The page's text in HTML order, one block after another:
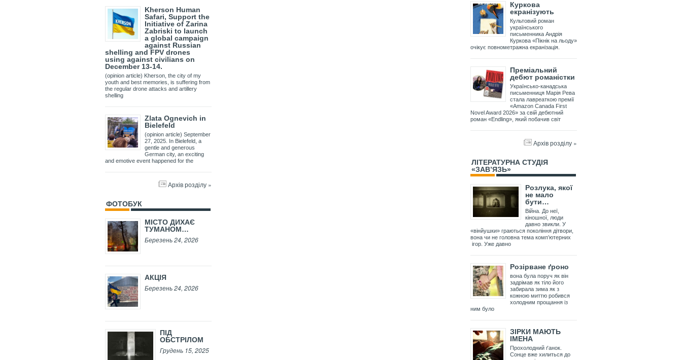
Kherson Human
Safari, Support the
Initiative of Zarina
Zabriski to launch
a global campaign
against Russian
shelling and FPV drones
using against civilians on
December 13-14.
(opinion article) Kherson, the city of my
youth and best memories, is suffering from
the regular drone attacks and artillery
shelling
Zlata Ognevich in
Bielefeld
(opinion article) September
27, 2025. In Bielefeld, a
gentle and generous
German city, an exciting
and emotive event happened for the
Архів розділу »
ФОТОБУК
МІСТО ДИХАЄ
ТУМАНОМ…
Березень 24, 2026
АКЦІЯ
Березень 24, 2026
ПІД
ОБСТРІЛОМ
Грудень 15, 2025
Куркова
екранізують
Культовий роман
українського
письменника Андрія
Куркова «Пікнік на льоду»
очікує повнометражна екранізація.
Преміальний
дебют романістки
Українсько-канадська
письменниця Марія Рева
стала лавреаткою премії
«Amazon Canada First
Novel Award 2026» за свій дебютний
роман «Endling», який побачив світ
Архів розділу »
ЛІТЕРАТУРНА СТУДІЯ
«ЗАВ’ЯЗЬ»
Розлука, якої
не мало
бути…
Війна. До неї,
кіношної, люди
давно звикли. У
«вінйушки» граються покоління дітвори,
вона чи не головна тема комп’ютерних
ігор. Уже давно
Розірване ґроно
вона була поруч як він
задрімав як тіло його
забирала зима як з
кожною миттю робився
холодним прощання із
ним було
ЗІРКИ МАЮТЬ
ІМЕНА
Прохолодний ґанок.
Сонце вже хилиться до